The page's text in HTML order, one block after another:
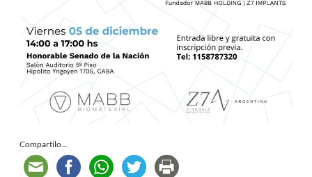
Compartilo...